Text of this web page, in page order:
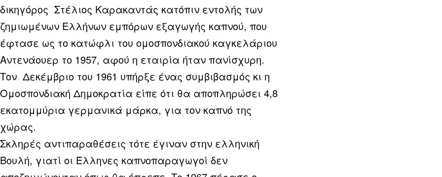
δικηγόρος Στέλιος Καρακαντάς κατόπιν εντολής των
ζημιωμένων Ελλήνων εμπόρων εξαγωγής καπνού, που
έφτασε ως το κατώφλι του ομοσπονδιακού καγκελάριου
Αντενάουερ το 1957, αφού η εταιρία ήταν πανίσχυρη.
Τον Δεκέμβριο του 1961 υπήρξε ένας συμβιβασμός κι η
Ομοσπονδιακή Δημοκρατία είπε ότι θα αποπληρώσει 4,8
εκατομμύρια γερμανικά μάρκα, για τον καπνό της
χώρας.
Σκληρές αντιπαραθέσεις τότε έγιναν στην ελληνική
Βουλή, γιατί οι Έλληνες καπνοπαραγωγοί δεν